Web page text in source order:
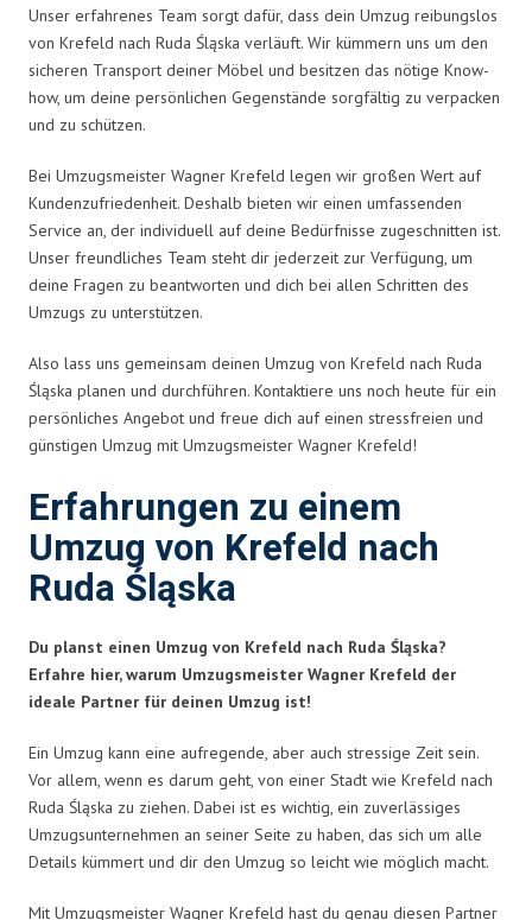
Unser erfahrenes Team sorgt dafür, dass dein Umzug reibungslos
von Krefeld nach Ruda Śląska verläuft. Wir kümmern uns um den
sicheren Transport deiner Möbel und besitzen das nötige Know-
how, um deine persönlichen Gegenstände sorgfältig zu verpacken
und zu schützen.
Bei Umzugsmeister Wagner Krefeld legen wir großen Wert auf
Kundenzufriedenheit. Deshalb bieten wir einen umfassenden
Service an, der individuell auf deine Bedürfnisse zugeschnitten ist.
Unser freundliches Team steht dir jederzeit zur Verfügung, um
deine Fragen zu beantworten und dich bei allen Schritten des
Umzugs zu unterstützen.
Also lass uns gemeinsam deinen Umzug von Krefeld nach Ruda
Śląska planen und durchführen. Kontaktiere uns noch heute für ein
persönliches Angebot und freue dich auf einen stressfreien und
günstigen Umzug mit Umzugsmeister Wagner Krefeld!
Erfahrungen zu einem
Umzug von Krefeld nach
Ruda Śląska
Du planst einen Umzug von Krefeld nach Ruda Śląska?
Erfahre hier, warum Umzugsmeister Wagner Krefeld der
ideale Partner für deinen Umzug ist!
Ein Umzug kann eine aufregende, aber auch stressige Zeit sein.
Vor allem, wenn es darum geht, von einer Stadt wie Krefeld nach
Ruda Śląska zu ziehen. Dabei ist es wichtig, ein zuverlässiges
Umzugsunternehmen an seiner Seite zu haben, das sich um alle
Details kümmert und dir den Umzug so leicht wie möglich macht.
Mit Umzugsmeister Wagner Krefeld hast du genau diesen Partner